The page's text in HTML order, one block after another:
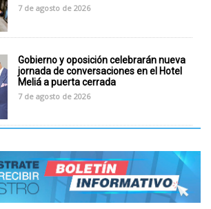
7 de agosto de 2026
Gobierno y oposición celebrarán nueva
jornada de conversaciones en el Hotel
Meliá a puerta cerrada
7 de agosto de 2026